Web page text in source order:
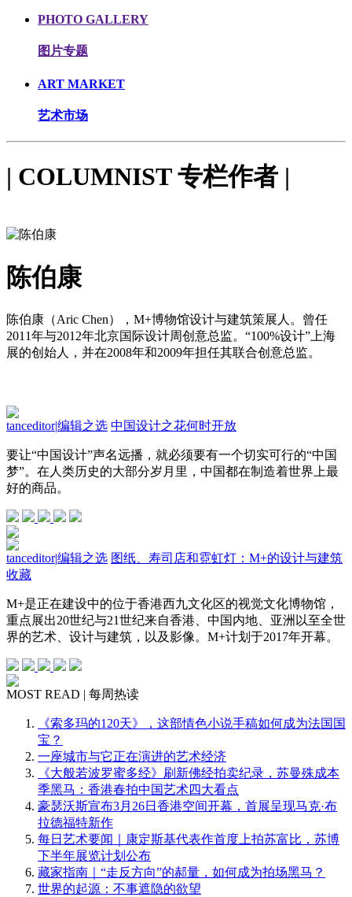
PHOTO GALLERY
图片专题
ART MARKET
艺术市场
| COLUMNIST 专栏作者 |
陈伯康
陈伯康（Aric Chen），M+博物馆设计与建筑策展人。曾任
2011年与2012年北京国际设计周创意总监。“100%设计”上海
展的创始人，并在2008年和2009年担任其联合创意总监。
tanceditor|编辑之选 中国设计之花何时开放
要让“中国设计”声名远播，就必须要有一个切实可行的“中国
梦”。在人类历史的大部分岁月里，中国都在制造着世界上最
好的商品。
tanceditor|编辑之选 图纸、寿司店和霓虹灯：M+的设计与建筑
收藏
M+是正在建设中的位于香港西九文化区的视觉文化博物馆，
重点展出20世纪与21世纪来自香港、中国内地、亚洲以至全世
界的艺术、设计与建筑，以及影像。M+计划于2017年开幕。
MOST READ | 每周热读
《索多玛的120天》，这部情色小说手稿如何成为法国国
宝？
一座城市与它正在演进的艺术经济
《大般若波罗蜜多经》刷新佛经拍卖纪录，苏曼殊成本
季黑马：香港春拍中国艺术四大看点
豪瑟沃斯宣布3月26日香港空间开幕，首展呈现马克·布
拉德福特新作
每日艺术要闻｜康定斯基代表作首度上拍苏富比，苏博
下半年展览计划公布
藏家指南｜“走反方向”的郝量，如何成为拍场黑马？
世界的起源：不事遮隐的欲望